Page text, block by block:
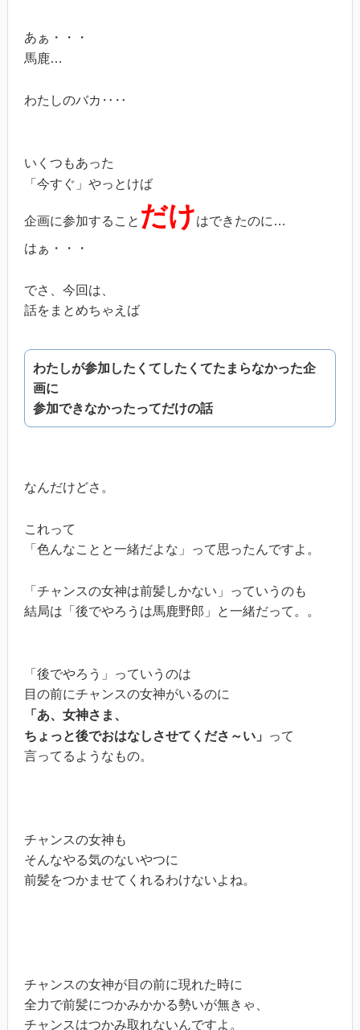
あぁ・・・
馬鹿…
わたしのバカ‥‥
いくつもあった
「今すぐ」やっとけば
企画に参加すること だけはできたのに…
はぁ・・・
でさ、今回は、
話をまとめちゃえば
わたしが参加したくてしたくてたまらなかった企
画に
参加できなかったってだけの話
なんだけどさ。
これって
「色んなことと一緒だよな」って思ったんですよ。
「チャンスの女神は前髪しかない」っていうのも
結局は「後でやろうは馬鹿野郎」と一緒だって。。
「後でやろう」っていうのは
目の前にチャンスの女神がいるのに
「あ、女神さま、
ちょっと後でおはなしさせてくださ～い」
って
言ってるようなもの。
チャンスの女神も
そんなやる気のないやつに
前髪をつかませてくれるわけないよね。
チャンスの女神が目の前に現れた時に
全力で前髪につかみかかる勢いが無きゃ、
チャンスはつかみ取れないんですよ。